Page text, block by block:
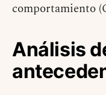
comportamiento
Análisis